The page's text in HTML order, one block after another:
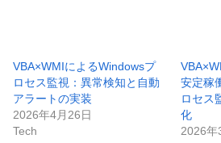
VBA×WMIによるWindowsプ
ロセス監視：異常検知と自動
アラートの実装
2026年4月26日
Tech
安定稼
ロセス
化
2026年